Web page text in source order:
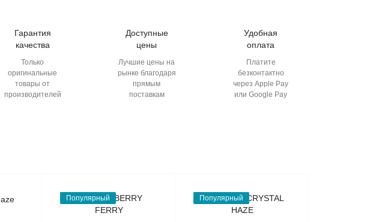
Гарантия
качества
Только
оригинальные
товары от
производителей
Доступные
цены
Лучшие цены на
рынке благодаря
прямым
поставкам
Удобная
оплата
Платите
безконтактно
через Apple Pay
или Google Pay
Популярный Популярный